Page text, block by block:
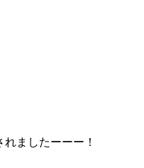
ましたーーー！